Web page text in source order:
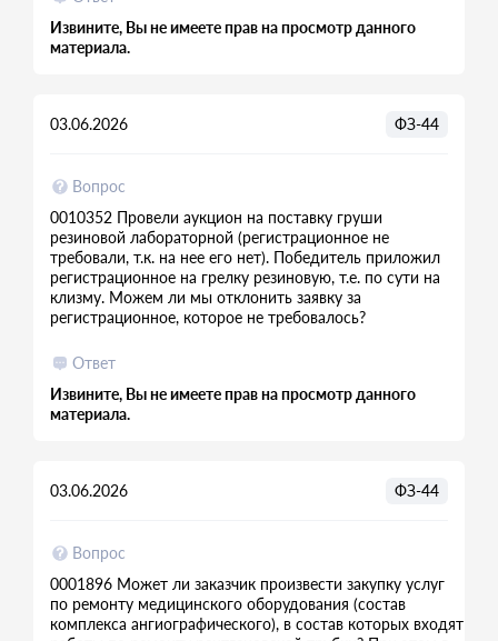
Извините, Вы не имеете прав на просмотр данного
материала.
Вопрос
0010352 Провели аукцион на поставку груши
резиновой лабораторной (регистрационное не
требовали, т.к. на нее его нет). Победитель приложил
регистрационное на грелку резиновую, т.е. по сути на
клизму. Можем ли мы отклонить заявку за
регистрационное, которое не требовалось?
Ответ
Извините, Вы не имеете прав на просмотр данного
материала.
03.06.2026 ФЗ-44
Вопрос
0001896 Может ли заказчик произвести закупку услуг
по ремонту медицинского оборудования (состав
комплекса ангиографического), в состав которых входят
03.06.2026 ФЗ-44